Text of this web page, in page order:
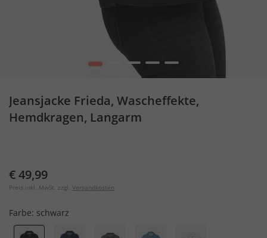
1 3 4 5
Jeansjacke Frieda, Wascheffekte,
Hemdkragen, Langarm
€ 49,99
Preis inkl. MwSt. zzgl. Versandkosten
Farbe: schwarz